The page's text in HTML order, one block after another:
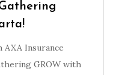
AXA Insurance
GROW with